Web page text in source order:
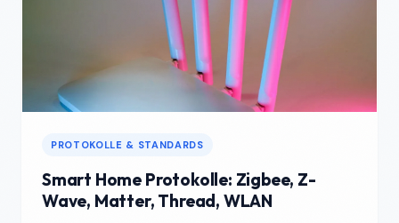
PROTOKOLLE & STANDARDS
Smart Home Protokolle: Zigbee, Z-
Wave, Matter, Thread, WLAN